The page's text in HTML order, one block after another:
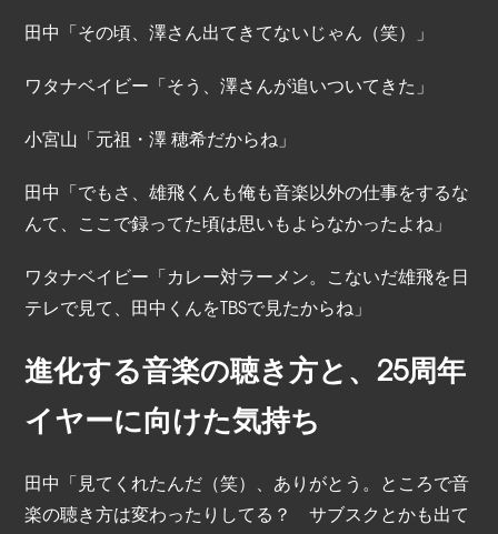
田中「その頃、澤さん出てきてないじゃん（笑）」
ワタナベイビー「そう、澤さんが追いついてきた」
小宮山「元祖・澤 穂希だからね」
田中「でもさ、雄飛くんも俺も音楽以外の仕事をするな
んて、ここで録ってた頃は思いもよらなかったよね」
ワタナベイビー「カレー対ラーメン。こないだ雄飛を日
テレで見て、田中くんをTBSで見たからね」
進化する音楽の聴き方と、25周年
イヤーに向けた気持ち
田中「見てくれたんだ（笑）、ありがとう。ところで音
楽の聴き方は変わったりしてる？ サブスクとかも出て